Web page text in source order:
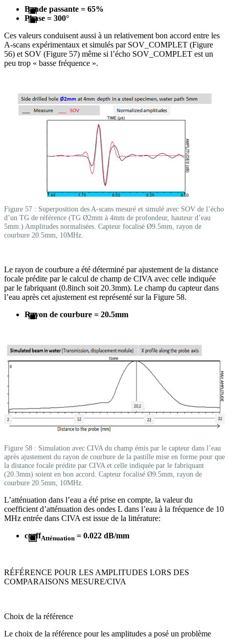
Bande passante = 65%
Phase = 300°
Ces valeurs conduisent aussi à un relativement bon accord entre les
A-scans expérimentaux et simulés par SOV_COMPLET (Figure
56) et SOV (Figure 57) même si l’écho SOV_COMPLET est un
peu trop « basse fréquence ».
Figure 57 : Superposition des A-scans mesuré et simulé avec SOV de l’écho
d’un TG de référence (TG Ø2mm à 4mm de profondeur, hauteur d’eau
5mm.) Amplitudes normalisées. Capteur focalisé Ø9.5mm, rayon de
courbure 20.5mm, 10MHz.
Le rayon de courbure a été déterminé par ajustement de la distance
focale prédite par le calcul de champ de CIVA avec celle indiquée
par le fabriquant (0.8inch soit 20.3mm). Le champ du capteur dans
l’eau après cet ajustement est représenté sur la Figure 58.
Rayon de courbure = 20.5mm
Figure 58 : Simulation avec CIVA du champ émis par le capteur dans l’eau
après ajustement du rayon de courbure de la pastille mise en forme pour que
la distance focale prédite par CIVA et celle indiquée par le fabriquant
(20.3mm) soient en bon accord. Capteur focalisé Ø9.5mm, rayon de
courbure 20.5mm, 10MHz.
L’atténuation dans l’eau a été prise en compte, la valeur du
coefficient d’atténuation des ondes L dans l’eau à la fréquence de 10
MHz entrée dans CIVA est issue de la littérature:
coeffAtténuation = 0.022 dB/mm
RÉFÉRENCE POUR LES AMPLITUDES LORS DES
COMPARAISONS MESURE/CIVA
Choix de la référence
Le choix de la référence pour les amplitudes a posé un problème